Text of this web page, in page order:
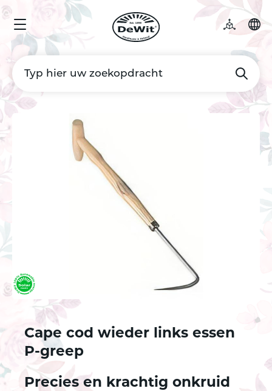
Cape cod wieder links essen
P-greep
Precies en krachtig onkruid